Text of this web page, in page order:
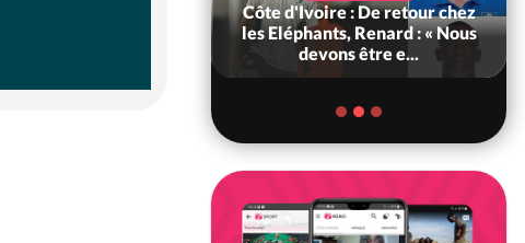
Côte d'Ivoire : De retour chez
les Eléphants, Renard : « Nous
devons être e...